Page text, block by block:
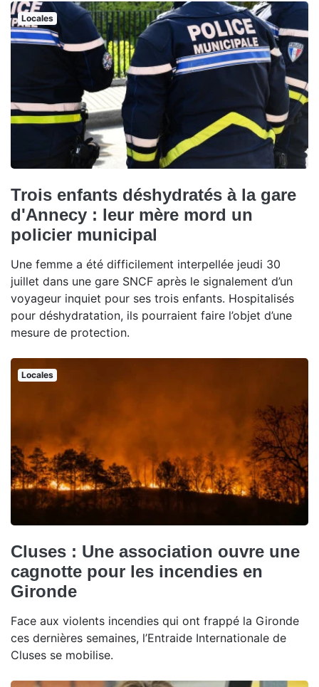
Locales
Trois enfants déshydratés à la gare
d'Annecy : leur mère mord un
policier municipal
Une femme a été difficilement interpellée jeudi 30
juillet dans une gare SNCF après le signalement d’un
voyageur inquiet pour ses trois enfants. Hospitalisés
pour déshydratation, ils pourraient faire l’objet d’une
mesure de protection.
Locales
Cluses : Une association ouvre une
cagnotte pour les incendies en
Gironde
Face aux violents incendies qui ont frappé la Gironde
ces dernières semaines, l’Entraide Internationale de
Cluses se mobilise.